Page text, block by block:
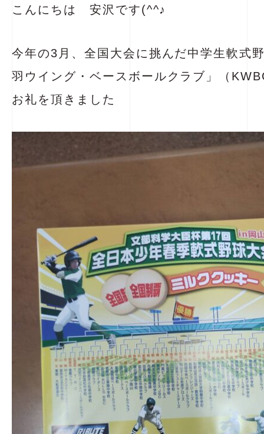
こんにちは 安沢です(^^♪
今年の3月、全国大会に挑んだ中学生軟式
羽ウイング・ベースボールクラブ」（
お礼を頂きました